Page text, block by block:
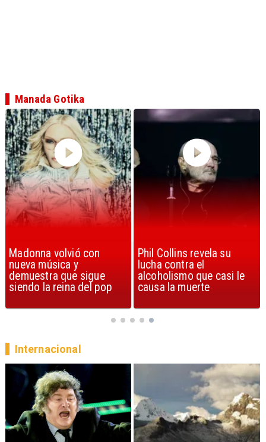
Phil Collins revela su
lucha contra el
alcoholismo que casi le
causa la muerte
U2 lanza nuevo sencillo
con estribillo en español:
Streets of Dreams
Manada Gotika
Internacional